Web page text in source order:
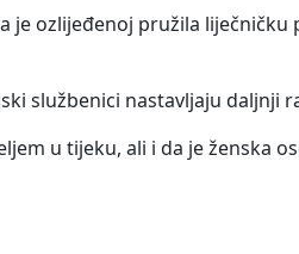
je ozlijeđenoj pružila liječničku
službenici nastavljaju daljnji
u tijeku, ali i da je ženska